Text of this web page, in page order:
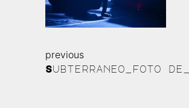
previous
Subterraneo_foto